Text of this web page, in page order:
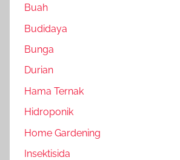
Buah
Budidaya
Bunga
Durian
Hama Ternak
Hidroponik
Home Gardening
Insektisida